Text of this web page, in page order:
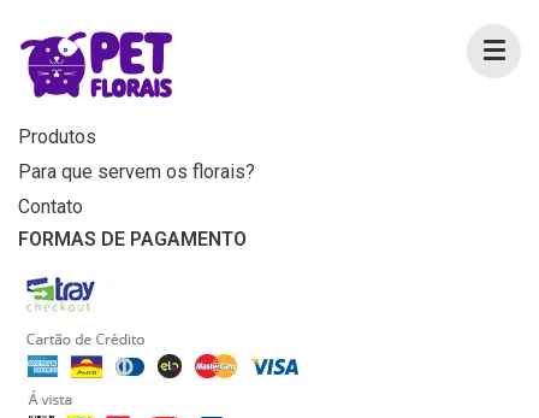
MENU
Home
Produtos
Para que servem os florais?
Contato
FORMAS DE PAGAMENTO